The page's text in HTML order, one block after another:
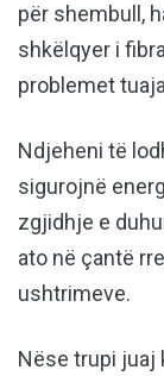
për shembull,
shkëlqyer i
problemet
Ndjeheni të
sigurojnë
zgjidhje e
ato në çantë
ushtrimeve.
Nëse trupi juaj